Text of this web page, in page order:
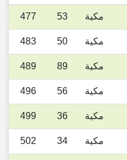
مكية 53
477
مكية 50
483
مكية 89
489
مكية 56
496
مكية 36
499
مكية 34
502